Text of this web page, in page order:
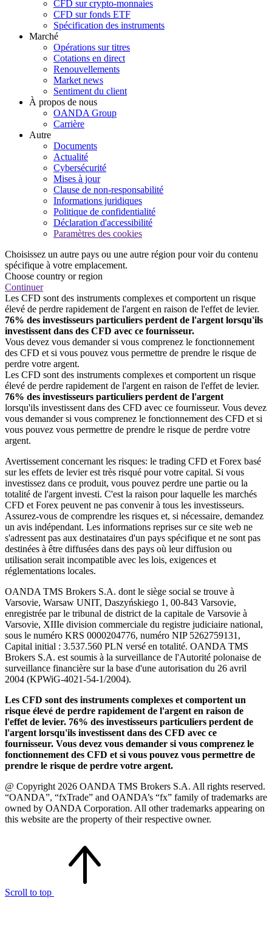
CFD sur crypto-monnaies
CFD sur fonds ETF
Spécification des instruments
Marché
Opérations sur titres
Cotations en direct
Renouvellements
Market news
Sentiment du client
À propos de nous
OANDA Group
Carrière
Autre
Documents
Actualité
Cybersécurité
Mises à jour
Clause de non-responsabilité
Informations juridiques
Politique de confidentialité
Déclaration d'accessibilité
Paramètres des cookies
Choisissez un autre pays ou une autre région pour voir du contenu
spécifique à votre emplacement.
Choose country or region
Continuer
Les CFD sont des instruments complexes et comportent un risque
élevé de perdre rapidement de l'argent en raison de l'effet de levier.
76% des investisseurs particuliers perdent de l'argent lorsqu'ils
investissent dans des CFD avec ce fournisseur.
Vous devez vous demander si vous comprenez le fonctionnement
des CFD et si vous pouvez vous permettre de prendre le risque de
perdre votre argent.
Les CFD sont des instruments complexes et comportent un risque
élevé de perdre rapidement de l'argent en raison de l'effet de levier.
76% des investisseurs particuliers perdent de l'argent
lorsqu'ils investissent dans des CFD avec ce fournisseur. Vous devez
vous demander si vous comprenez le fonctionnement des CFD et si
vous pouvez vous permettre de prendre le risque de perdre votre
argent.
Avertissement concernant les risques: le trading CFD et Forex basé
sur les effets de levier est très risqué pour votre capital. Si vous
investissez dans ce produit, vous pouvez perdre une partie ou la
totalité de l'argent investi. C'est la raison pour laquelle les marchés
CFD et Forex peuvent ne pas convenir à tous les investisseurs.
Assurez-vous de comprendre les risques et, si nécessaire, demandez
un avis indépendant. Les informations reprises sur ce site web ne
s'adressent pas aux destinataires d'un pays spécifique et ne sont pas
destinées à être diffusées dans des pays où leur diffusion ou
utilisation serait incompatible avec les lois, exigences et
réglementations locales.
OANDA TMS Brokers S.A. dont le siège social se trouve à
Varsovie, Warsaw UNIT, Daszyńskiego 1, 00-843 Varsovie,
enregistrée par le tribunal de district de la capitale de Varsovie à
Varsovie, XIIIe division commerciale du registre judiciaire national,
sous le numéro KRS 0000204776, numéro NIP 5262759131,
Capital initial : 3.537.560 PLN versé en totalité. OANDA TMS
Brokers S.A. est soumis à la surveillance de l'Autorité polonaise de
surveillance financière sur la base d'une autorisation du 26 avril
2004 (KPWiG-4021-54-1/2004).
Les CFD sont des instruments complexes et comportent un
risque élevé de perdre rapidement de l'argent en raison de
l'effet de levier. 76% des investisseurs particuliers perdent de
l'argent lorsqu'ils investissent dans des CFD avec ce
fournisseur. Vous devez vous demander si vous comprenez le
fonctionnement des CFD et si vous pouvez vous permettre de
prendre le risque de perdre votre argent.
@ Copyright 2026 OANDA TMS Brokers S.A. All rights reserved.
“OANDA”, “fxTrade” and OANDA’s “fx” family of trademarks are
owned by OANDA Corporation. All other trademarks appearing on
this website are the property of their respective owner.
Scroll to top